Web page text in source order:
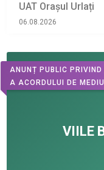
UAT Orașul Urlați
06.08.2026
ANUNȚ PUBLIC
A ACORDULUI DE MEDIU